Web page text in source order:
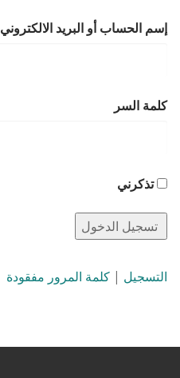
إسم الحساب أو البريد الالكتروني
كلمة السر
تذكرني
التسجيل | كلمة المرور مفقودة